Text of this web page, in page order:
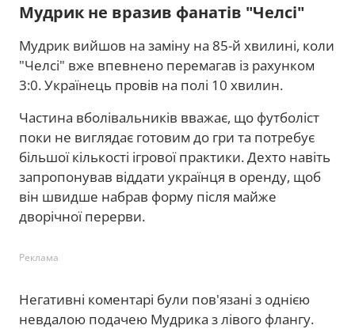
Мудрик не вразив фанатів "Челсі"
Мудрик вийшов на заміну на 85-й хвилині, коли
"Челсі" вже впевнено перемагав із рахунком
3:0. Українець провів на полі 10 хвилин.
Частина вболівальників вважає, що футболіст
поки не виглядає готовим до гри та потребує
більшої кількості ігрової практики. Дехто навіть
запропонував віддати українця в оренду, щоб
він швидше набрав форму після майже
дворічної перерви.
Реклама
Негативні коментарі були пов'язані з однією
невдалою подачею Мудрика з лівого флангу.